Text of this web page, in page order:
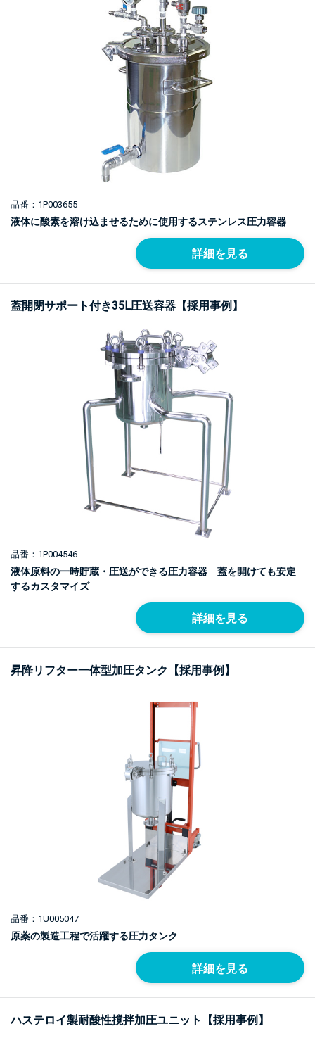
品番：1P003655
液体に酸素を溶け込ませるために使用するステンレス圧力容器
詳細を見る
蓋開閉サポート付き35L圧送容器【採用事例】
品番：1P004546
液体原料の一時貯蔵・圧送ができる圧力容器 蓋を開けても安定
するカスタマイズ
詳細を見る
昇降リフター一体型加圧タンク【採用事例】
品番：1U005047
原薬の製造工程で活躍する圧力タンク
詳細を見る
ハステロイ製耐酸性撹拌加圧ユニット【採用事例】